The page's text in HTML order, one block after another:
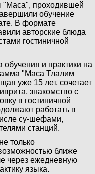
"Маса", проходившей
обучение
В формате
авторские блюда
гостиничной
и практики на
"Маса Тлалим
уже 15 лет, сочетает
знакомство с
в гостиничной
работать в
су-шефами,
станций.
только
ближе
через ежедневную
языка.